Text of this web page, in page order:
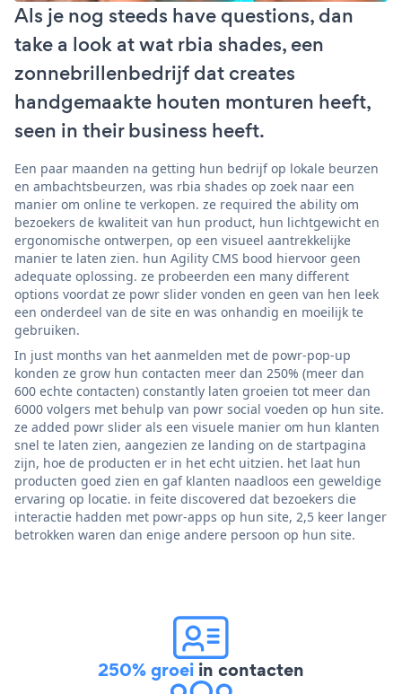
Als je nog steeds have questions, dan
take a look at wat rbia shades, een
zonnebrillenbedrijf dat creates
handgemaakte houten monturen heeft,
seen in their business heeft.
Een paar maanden na getting hun bedrijf op lokale beurzen
en ambachtsbeurzen, was rbia shades op zoek naar een
manier om online te verkopen. ze required the ability om
bezoekers de kwaliteit van hun product, hun lichtgewicht en
ergonomische ontwerpen, op een visueel aantrekkelijke
manier te laten zien. hun Agility CMS bood hiervoor geen
adequate oplossing. ze probeerden een many different
options voordat ze powr slider vonden en geen van hen leek
een onderdeel van de site en was onhandig en moeilijk te
gebruiken.
In just months van het aanmelden met de powr-pop-up
konden ze grow hun contacten meer dan 250% (meer dan
600 echte contacten) constantly laten groeien tot meer dan
6000 volgers met behulp van powr social voeden op hun site.
ze added powr slider als een visuele manier om hun klanten
snel te laten zien, aangezien ze landing on de startpagina
zijn, hoe de producten er in het echt uitzien. het laat hun
producten goed zien en gaf klanten naadloos een geweldige
ervaring op locatie. in feite discovered dat bezoekers die
interactie hadden met powr-apps op hun site, 2,5 keer langer
betrokken waren dan enige andere persoon op hun site.
250% groei in contacten